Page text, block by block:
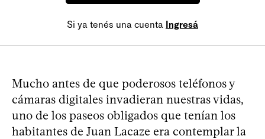
Si ya tenés una cuenta Ingresá
Mucho antes de que poderosos teléfonos y
cámaras digitales invadieran nuestras vidas,
uno de los paseos obligados que tenían los
habitantes de Juan Lacaze era contemplar la